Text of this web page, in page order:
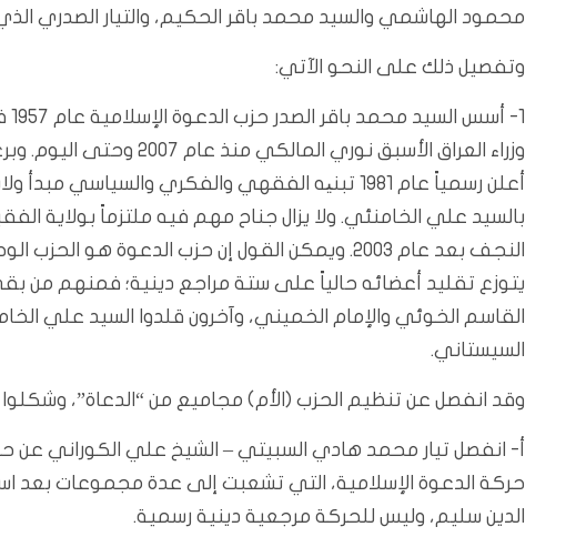
محمود الهاشمي والسيد محمد باقر الحكيم، والتيار الصدري
وتفصيل ذلك على النحو الآتي:
وزراء العراق الأسبق
أعلن رسمياً عام 1981 تبنیه الفقهي والفكري
بالسيد علي الخامنئي. ولا يزال جناح مهم فيه ملتزماً بولاية
النجف بعد عام 2003. ويمكن القول إن حزب الدعوة
يتوزع تقليد أعضائه حالياً على ستة مراجع دينية؛ فمنهم من
القاسم الخوئي والإمام الخميني، وآخرون قلدوا السيد علي
السيستاني.
وقد انفصل عن تنظيم الحزب (الأم) مجاميع من “الدعاة”،
حركة الدعوة الإسلامية، التي تشعبت إلى عدة مجموعات بعد
الدين سليم، وليس للحركة مرجعية دينية رسمية.